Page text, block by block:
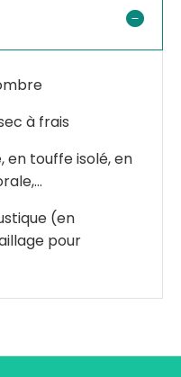
à frais
en touffe isolé, en
(en
pour